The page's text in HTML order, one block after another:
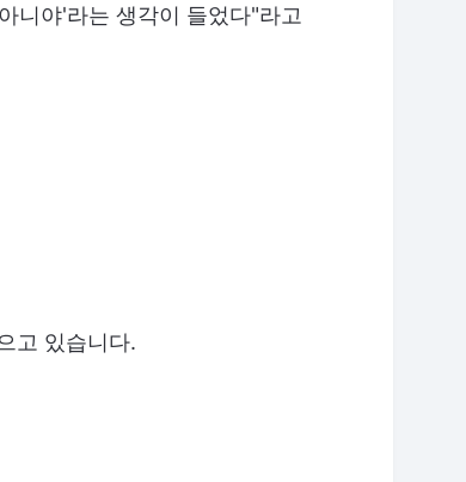
니야'라는 생각이 들었다"라고
고 있습니다.